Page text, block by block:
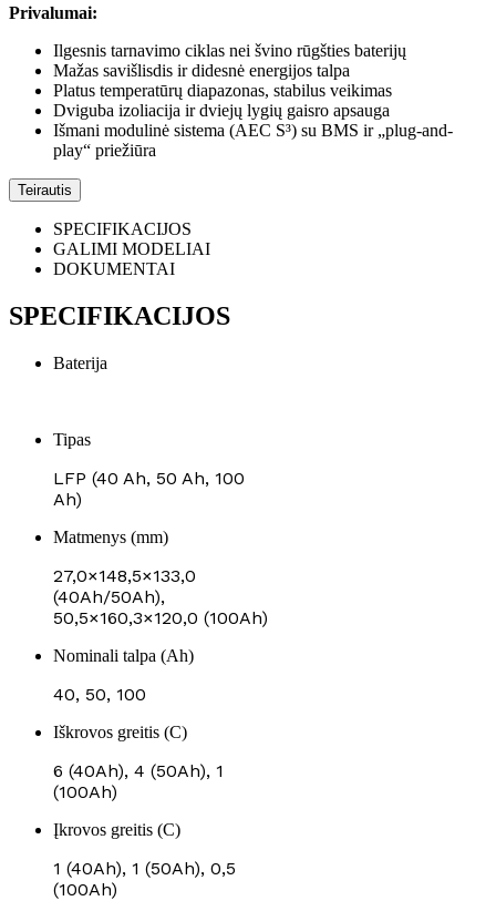
Privalumai:
Ilgesnis tarnavimo ciklas nei švino rūgšties baterijų
Mažas savišlisdis ir didesnė energijos talpa
Platus temperatūrų diapazonas, stabilus veikimas
Dviguba izoliacija ir dviejų lygių gaisro apsauga
Išmani modulinė sistema (AEC S³) su BMS ir „plug-and-
play“ priežiūra
Teirautis
SPECIFIKACIJOS
GALIMI MODELIAI
DOKUMENTAI
SPECIFIKACIJOS
Baterija
Tipas
LFP (40 Ah, 50 Ah, 100
Ah)
Matmenys (mm)
27,0×148,5×133,0
(40Ah/50Ah),
50,5×160,3×120,0 (100Ah)
Nominali talpa (Ah)
40, 50, 100
Iškrovos greitis (C)
6 (40Ah), 4 (50Ah), 1
(100Ah)
Įkrovos greitis (C)
1 (40Ah), 1 (50Ah), 0,5
(100Ah)